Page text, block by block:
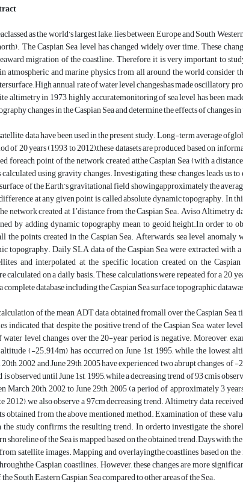
as the world’s largest lake, lies between Europe and South
The Caspian Sea level has changed widely over time. These
migration of the coastline. Therefore, it is very important to
atmospheric and marine physics from all around the world consider
annual rate of water level changeshas made oscillatory
altimetry in 1973, highly accuratemonitoring of sea level has been
changes in the Caspian Sea and determine the effects of changes
data have been used in the present study. Long-term average
of 20 years (1993 to 2012),these datasets are produced based on
foreach point of the network created atthe Caspian Sea (with a
using gravity changes. Investigating these changes leads us
of the Earth’s gravitational field showingapproximately the
at any given point is called absolute dynamic topography. In
network created at 1′distance from the Caspian Sea. Aviso Altimetry
by adding dynamic topography mean to geoid height.In order to
the points created in the Caspian Sea. Afterwards, sea level
topography. Daily SLA data of the Caspian Sea were extracted
and interpolated at the specific location created on the
calculated on a daily basis. These calculations were repeated for a
complete database including the Caspian Sea surface topographic
of the mean ADT data obtained fromall over the Caspian
indicated that despite the positive trend of the Caspian Sea water
level changes over the 20-year period is negative. Moreover,
(-25.914m) has occurred on June 1st, 1995, while the lowest
2002 and June 29th, 2005 have experienced two abrupt changes
observed until June 1st, 1995, while a decreasing trend of 93 cmis
March 20th, 2002 to June 29th, 2005 (a period of approximately 3
we also observe a 97cm decreasing trend. Altimetry data
obtained from the above mentioned method. Examination of these
study confirms the resulting trend. In orderto investigate the
shoreline of the Sea is mapped based on the obtained trend.Days with
satellite images. Mapping and overlayingthe coastlines based on
Caspian coastlines. However, these changes are more
South Eastern Caspian Sea compared to other areas of the Sea.